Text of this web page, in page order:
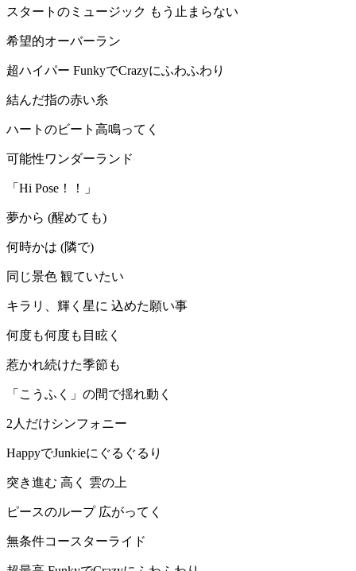
スタートのミュージック もう止まらない
希望的オーバーラン
超ハイパー FunkyでCrazyにふわふわり
結んだ指の赤い糸
ハートのビート高鳴ってく
可能性ワンダーランド
「Hi Pose！！」
夢から (醒めても)
何時かは (隣で)
同じ景色 観ていたい
キラリ、輝く星に 込めた願い事
何度も何度も目眩く
惹かれ続けた季節も
「こうふく」の間で揺れ動く
2人だけシンフォニー
HappyでJunkieにぐるぐるり
突き進む 高く 雲の上
ピースのループ 広がってく
無条件コースターライド